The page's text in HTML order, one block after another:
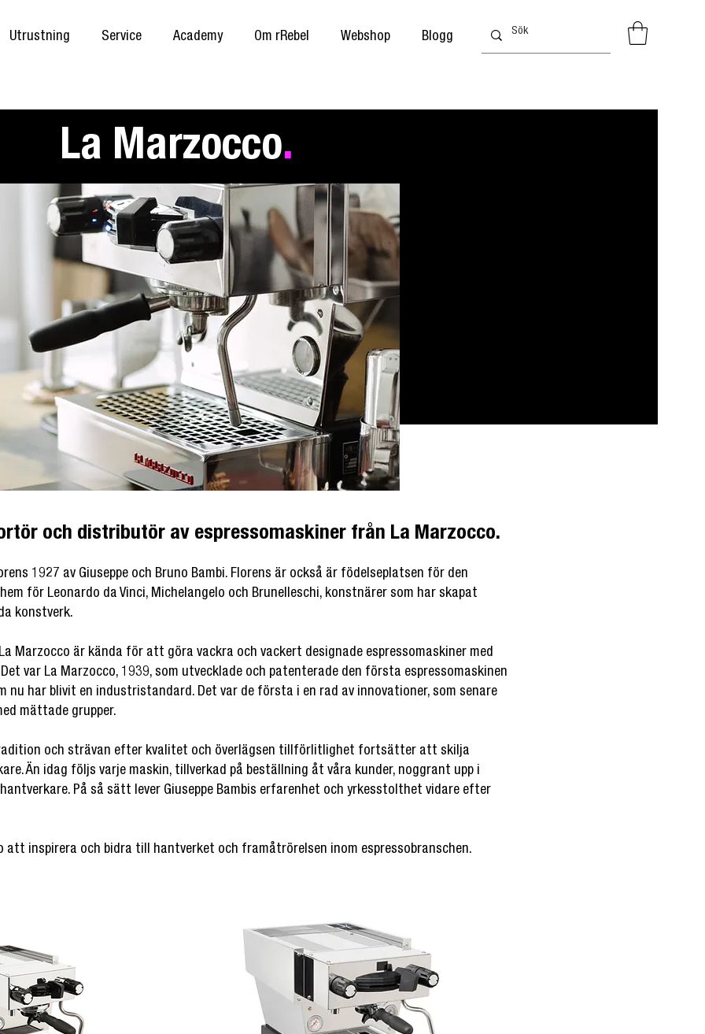
Utrustning Service Academy Om rRebel Webshop Blogg
La Marzocco.
och distributör av espressomaskiner från La Marzocco.
1927 av Giuseppe och Bruno Bambi. Florens är också är födelseplatsen för den
för Leonardo da Vinci, Michelangelo och Brunelleschi, konstnärer som har skapat
konstverk.
Marzocco är kända för att göra vackra och vackert designade espressomaskiner med
var La Marzocco, 1939, som utvecklade och patenterade den första espressomaskinen
nu har blivit en industristandard. Det var de första i en rad av innovationer, som senare
mättade grupper.
och strävan efter kvalitet och överlägsen tillförlitlighet fortsätter att skilja
Än idag följs varje maskin, tillverkad på beställning åt våra kunder, noggrant upp i
På så sätt lever Giuseppe Bambis erfarenhet och yrkesstolthet vidare efter
inspirera och bidra till hantverket och framåtrörelsen inom espressobranschen.